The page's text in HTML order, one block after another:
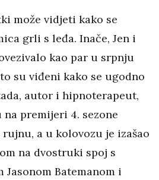
može vidjeti kako se
grli s leđa. Inače, Jen i
kao par u srpnju
su viđeni kako se ugodno
autor i hipnoterapeut,
premijeri 4. sezone
a u kolovozu je izašao
na dvostruki spoj s
Batemanom i